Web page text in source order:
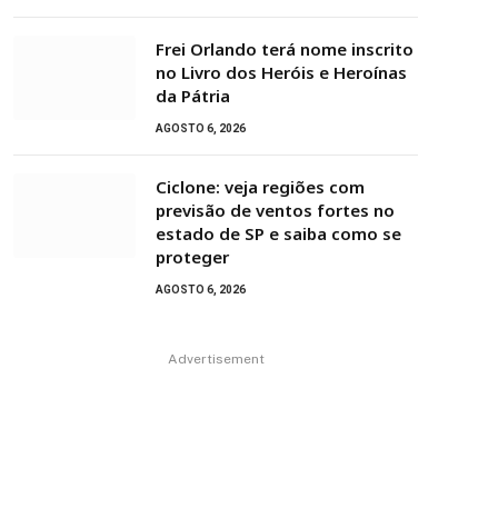
Frei Orlando terá nome inscrito
no Livro dos Heróis e Heroínas
da Pátria
AGOSTO 6, 2026
Ciclone: veja regiões com
previsão de ventos fortes no
estado de SP e saiba como se
proteger
AGOSTO 6, 2026
Advertisement